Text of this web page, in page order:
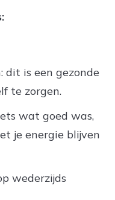
dit is een gezonde
te zorgen.
wat goed was,
je energie blijven
wederzijds